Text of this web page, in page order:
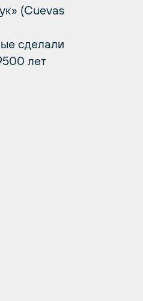
(Cuevas
сделали
лет